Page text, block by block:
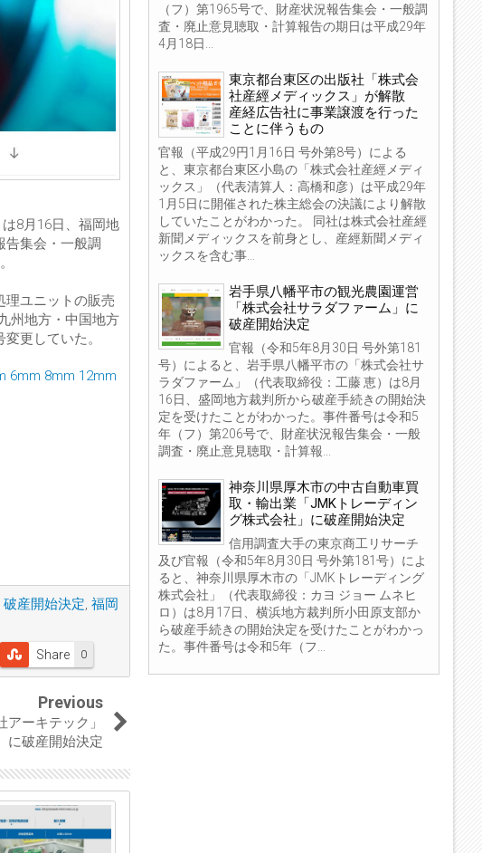
8月16日、福岡地
告集会・一般調
理ユニットの販売
州地方・中国地方
更していた。
6mm 8mm 12mm
破産開始決定, 福岡
0
Share
Previous
ーキテック」
に破産開始決定
（フ）第1965号で、財産状況報告集会・一般調
査・廃止意見聴取・計算報告の期日は平成29年
4月18日...
東京都台東区の出版社「株式会
社産經メディックス」が解散
産経広告社に事業譲渡を行った
ことに伴うもの
官報（平成29円1月16日 号外第8号）による
と、東京都台東区小島の「株式会社産經メディ
ックス」（代表清算人：高橋和彦）は平成29年
1月5日に開催された株主総会の決議により解散
していたことがわかった。 同社は株式会社産經
新聞メディックスを前身とし、産經新聞メディ
ックスを含む事...
岩手県八幡平市の観光農園運営
「株式会社サラダファーム」に
破産開始決定
官報（令和5年8月30日 号外第181
号）によると、岩手県八幡平市の「株式会社サ
ラダファーム」（代表取締役：工藤 恵）は8月
16日、盛岡地方裁判所から破産手続きの開始決
定を受けたことがわかった。事件番号は令和5
年（フ）第206号で、財産状況報告集会・一般
調査・廃止意見聴取・計算報...
神奈川県厚木市の中古自動車買
取・輸出業「JMKトレーディン
グ株式会社」に破産開始決定
信用調査大手の東京商工リサーチ
及び官報（令和5年8月30日 号外第181号）によ
ると、神奈川県厚木市の「JMKトレーディング
株式会社」（代表取締役：カヨ ジョー ムネヒ
ロ）は8月17日、横浜地方裁判所小田原支部か
ら破産手続きの開始決定を受けたことがわかっ
た。事件番号は令和5年（フ...